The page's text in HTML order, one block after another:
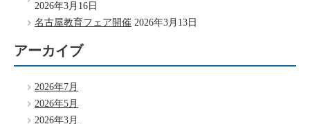
2026年3月16日
名古屋教育フェア開催 2026年3月13日
アーカイブ
2026年7月
2026年5月
2026年3月